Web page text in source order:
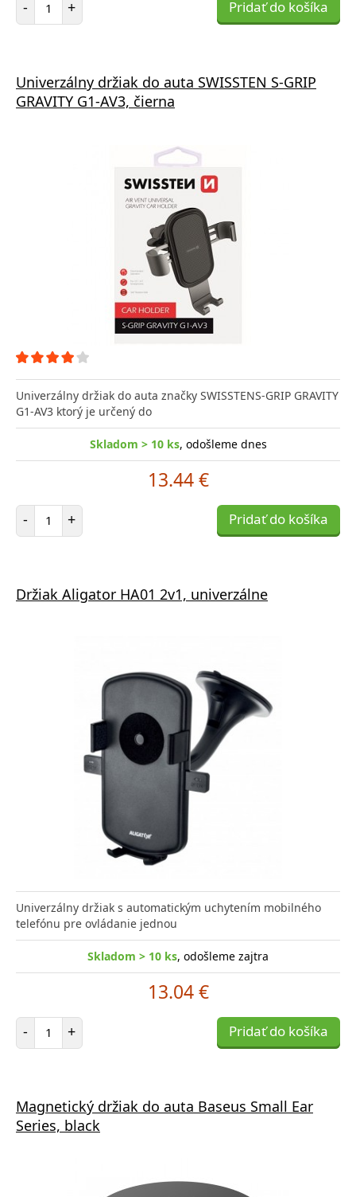
- + Pridať do košíka
Univerzálny držiak do auta SWISSTEN S-GRIP
GRAVITY G1-AV3, čierna
Univerzálny držiak do auta značky SWISSTENS-GRIP GRAVITY
G1-AV3 ktorý je určený do
Skladom > 10 ks, odošleme dnes
13.44 €
- Počet položiek
+ Pridať do košíka
Držiak Aligator HA01 2v1, univerzálne
Univerzálny držiak s automatickým uchytením mobilného
telefónu pre ovládanie jednou
Skladom > 10 ks, odošleme zajtra
13.04 €
- Počet položiek
+ Pridať do košíka
Magnetický držiak do auta Baseus Small Ear
Series, black